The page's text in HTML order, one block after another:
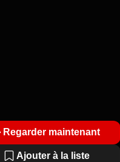
Regarder maintenant
Ajouter à la liste